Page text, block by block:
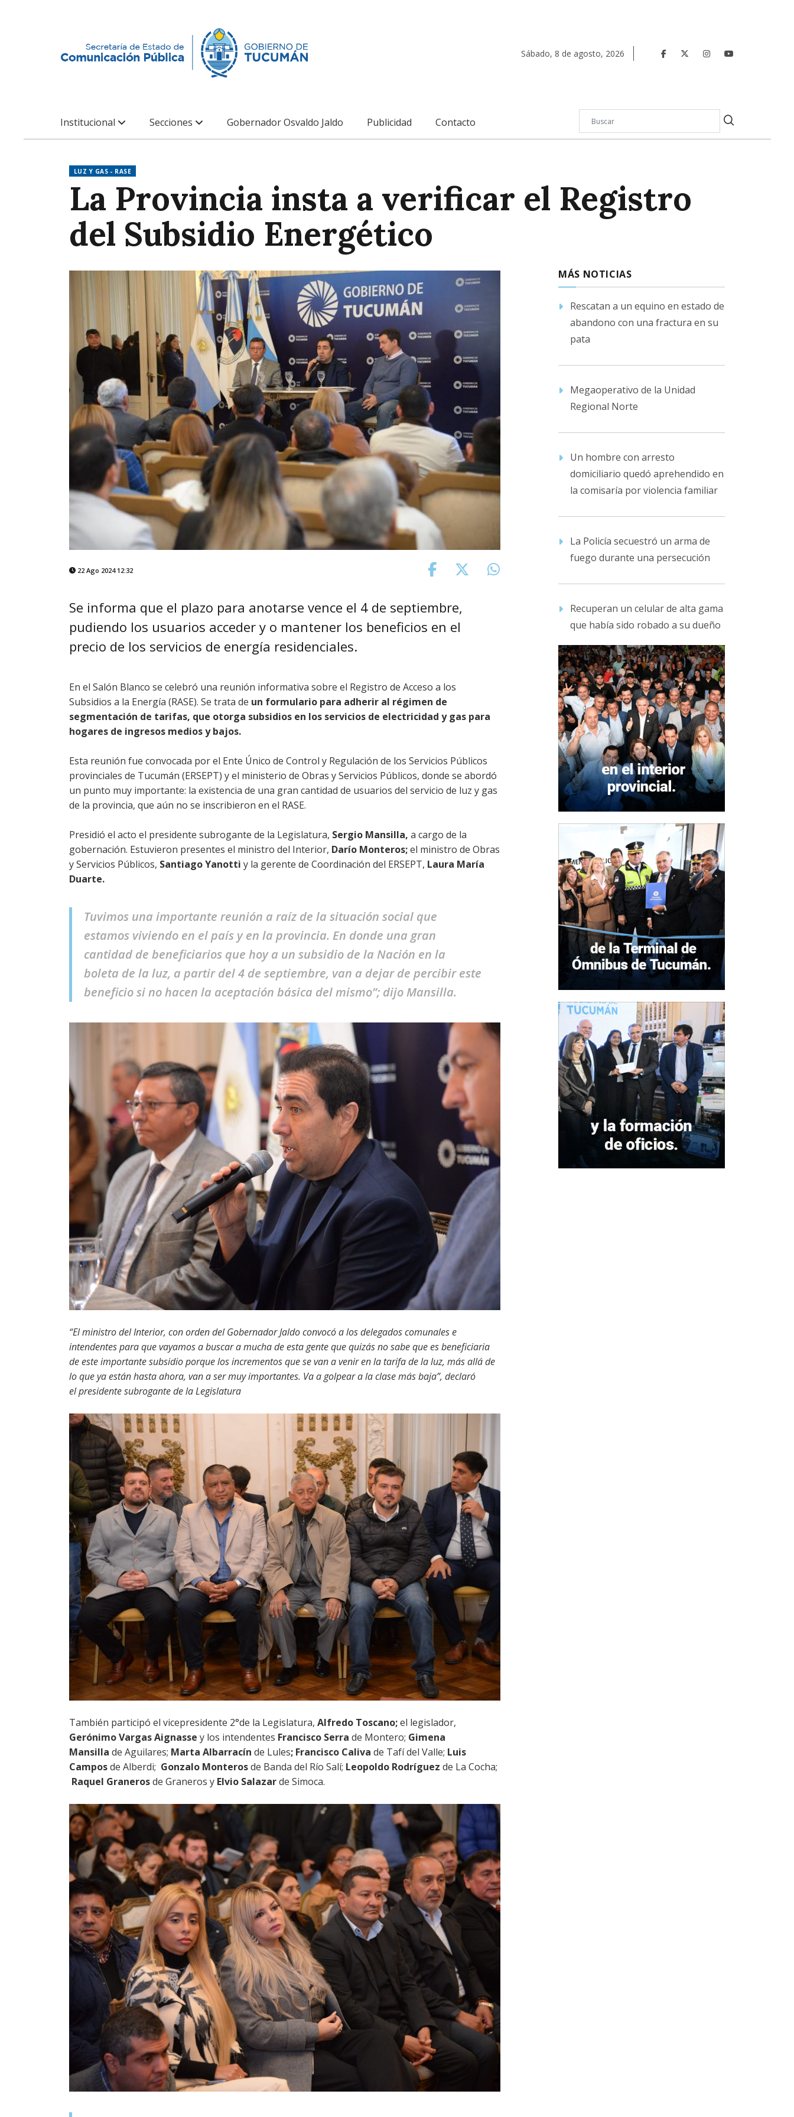
Sábado, 8 de agosto, 2026
Institucional Secciones Gobernador Osvaldo Jaldo Publicidad Contacto
LUZ Y GAS - RASE
La Provincia insta a verificar el Registro
del Subsidio Energético
22 Ago 2024 12:32
Se informa que el plazo para anotarse vence el 4 de septiembre,
pudiendo los usuarios acceder y o mantener los beneficios en el
precio de los servicios de energía residenciales.
En el Salón Blanco se celebró una reunión informativa sobre el Registro de Acceso a los
Subsidios a la Energía (RASE). Se trata de un formulario para adherir al régimen de
segmentación de tarifas, que otorga subsidios en los servicios de electricidad y gas para
hogares de ingresos medios y bajos.
Esta reunión fue convocada por el Ente Único de Control y Regulación de los Servicios Públicos
provinciales de Tucumán (ERSEPT) y el ministerio de Obras y Servicios Públicos, donde se abordó
un punto muy importante: la existencia de una gran cantidad de usuarios del servicio de luz y gas
de la provincia, que aún no se inscribieron en el RASE.
Presidió el acto el presidente subrogante de la Legislatura, Sergio Mansilla, a cargo de la
gobernación. Estuvieron presentes el ministro del Interior, Darío Monteros;el ministro de Obras
y Servicios Públicos, Santiago Yanotti y la gerente de Coordinación del ERSEPT, Laura María
Duarte.
Tuvimos una importante reunión a raíz de la situación social que
estamos viviendo en el país y en la provincia. En donde una gran
cantidad de beneficiarios que hoy a un subsidio de la Nación en la
boleta de la luz, a partir del 4 de septiembre, van a dejar de percibir este
beneficio si no hacen la aceptación básica del mismo”; dijo Mansilla.
“El ministro del Interior, con orden del Gobernador Jaldo convocó a los delegados comunales e
intendentes para que vayamos a buscar a mucha de esta gente que quizás no sabe que es beneficiaria
de este importante subsidio porque los incrementos que se van a venir en la tarifa de la luz, más allá de
lo que ya están hasta ahora, van a ser muy importantes. Va a golpear a la clase más baja”, declaró
el presidente subrogante de la Legislatura
También participó el vicepresidente 2°de la Legislatura, Alfredo Toscano;el legislador,
Gerónimo Vargas Aignasse y los intendentes Francisco Serra de Montero; Gimena
Mansilla de Aguilares; Marta Albarracín de Lules; Francisco Caliva de Tafí del Valle; Luis
Camposde Alberdi; Gonzalo Monterosde Banda del Río Salí; Leopoldo Rodríguez de La Cocha;
Raquel Granerosde Graneros y Elvio Salazarde Simoca.
MÁS NOTICIAS
Rescatan a un equino en estado de
abandono con una fractura en su
pata
Megaoperativo de la Unidad
Regional Norte
Un hombre con arresto
domiciliario quedó aprehendido en
la comisaría por violencia familiar
La Policía secuestró un arma de
fuego durante una persecución
Recuperan un celular de alta gama
que había sido robado a su dueño